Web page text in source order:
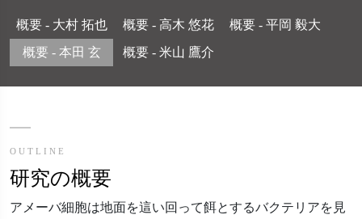
概要 - 大村 拓也 概要 - 高木 悠花
概要 - 平岡 毅大
概要 - 本田 玄
概要 - 米山 鷹介
OUTLINE
研究の概要
アメーバ細胞は地面を這い回って餌とするバクテリアを見